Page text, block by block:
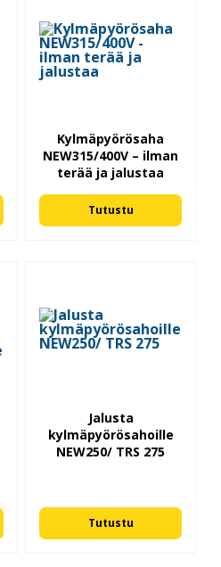
Kylmäpyörösaha
NEW315/400V – ilman
terää ja jalustaa
Tutustu
Jalusta
kylmäpyörösahoille
NEW250/ TRS 275
Tutustu